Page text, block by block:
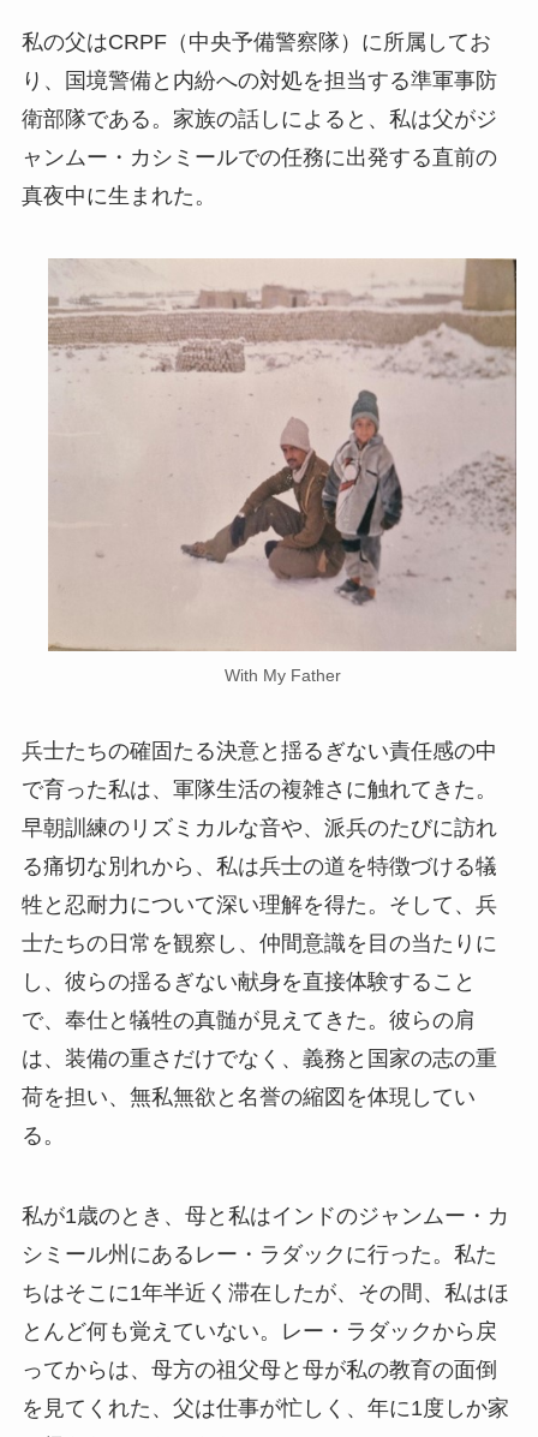
私の父はCRPF（中央予備警察隊）に所属してお
り、国境警備と内紛への対処を担当する準軍事防
衛部隊である。家族の話しによると、私は父がジ
ャンムー・カシミールでの任務に出発する直前の
真夜中に生まれた。
With My Father
兵士たちの確固たる決意と揺るぎない責任感の中
で育った私は、軍隊生活の複雑さに触れてきた。
早朝訓練のリズミカルな音や、派兵のたびに訪れ
る痛切な別れから、私は兵士の道を特徴づける犠
牲と忍耐力について深い理解を得た。そして、兵
士たちの日常を観察し、仲間意識を目の当たりに
し、彼らの揺るぎない献身を直接体験すること
で、奉仕と犠牲の真髄が見えてきた。彼らの肩
は、装備の重さだけでなく、義務と国家の志の重
荷を担い、無私無欲と名誉の縮図を体現してい
る。
私が1歳のとき、母と私はインドのジャンムー・カ
シミール州にあるレー・ラダックに行った。私た
ちはそこに1年半近く滞在したが、その間、私はほ
とんど何も覚えていない。レー・ラダックから戻
ってからは、母方の祖父母と母が私の教育の面倒
を見てくれた、父は仕事が忙しく、年に1度しか家